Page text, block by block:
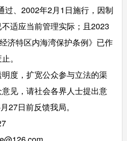
过、2002年2月1日施行，因制
适应当前管理实际；且2023
济特区内海湾保护条例》已作
。
度，扩宽公众参与立法的渠
见，请社会各界人士提出意
27日前反馈我局。